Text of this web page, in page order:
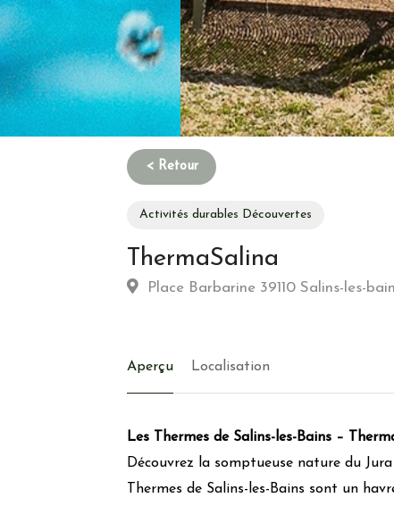
Activités durables Découvertes
ThermaSalina
Place Barbarine 39110 Salins-les-
Aperçu Localisation
Les Thermes de Salins-les-Bains –
Découvrez la somptueuse nature du
Thermes de Salins-les-Bains sont un